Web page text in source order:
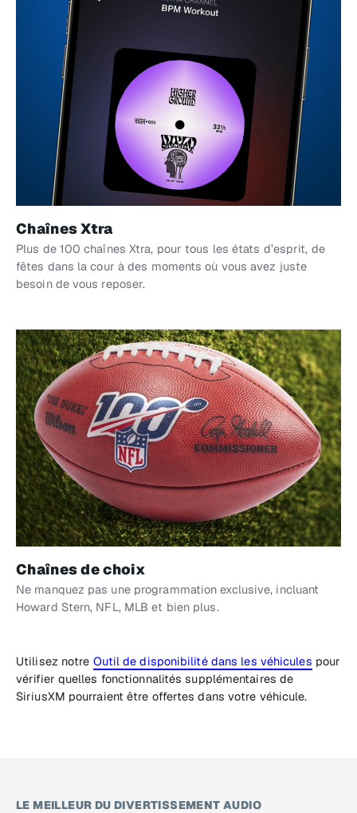
Chaînes Xtra
Plus de 100 chaînes Xtra, pour tous les états d’esprit, de
fêtes dans la cour à des moments où vous avez juste
besoin de vous reposer.
Chaînes de choix
Ne manquez pas une programmation exclusive, incluant
Howard Stern, NFL, MLB et bien plus.
Utilisez notre Outil de disponibilité dans les véhicules pour
vérifier quelles fonctionnalités supplémentaires de
SiriusXM pourraient être offertes dans votre véhicule.
LE MEILLEUR DU DIVERTISSEMENT AUDIO